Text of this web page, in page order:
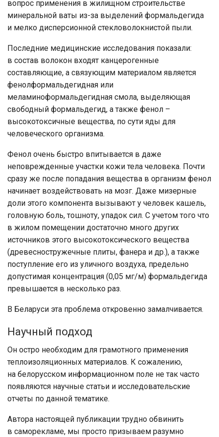
вопрос применения в жилищном строительстве
минеральной ваты из-за выделений формальдегида
и мелко дисперсионной стекловолокнистой пыли.
Последние медицинские исследования показали:
в состав волокон входят канцерогенные
составляющие, а связующим материалом является
фенолформальдегидная или
меламиноформальдегидная смола, выделяющая
свободный формальдегид, а также фенол –
высокотоксичные вещества, по сути яды для
человеческого организма.
Фенол очень быстро впитывается в даже
неповрежденные участки кожи тела человека. Почти
сразу же после попадания вещества в организм фенол
начинает воздействовать на мозг. Даже мизерные
доли этого компонента вызывают у человек кашель,
головную боль, тошноту, упадок сил. С учетом того что
в жилом помещении достаточно много других
источников этого высокотоксического вещества
(древесностружечные плиты, фанера и др.), а также
поступление его из уличного воздуха, предельно
допустимая концентрация (0,05 мг/м) формальдегида
превышается в несколько раз.
В Беларуси эта проблема откровенно замалчивается.
Научный подход
Он остро необходим для грамотного применения
теплоизоляционных материалов. К сожалению,
на белорусском информационном поле не так часто
появляются научные статьи и исследовательские
отчеты по данной тематике.
Автора настоящей публикации трудно обвинить
в саморекламе, мы просто призываем разумно